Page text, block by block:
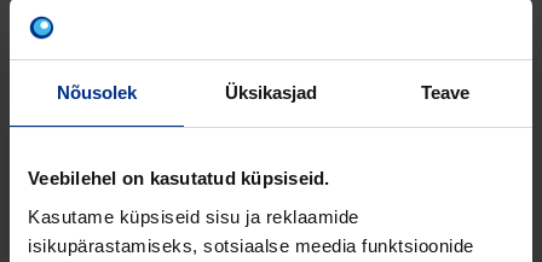
Nõusolek Üksikasjad Teave
Veebilehel on kasutatud küpsiseid.
Kasutame küpsiseid sisu ja reklaamide
isikupärastamiseks, sotsiaalse meedia funktsioonide
Lisainfot puhastite saadavuse ja hinna osas küsige meie